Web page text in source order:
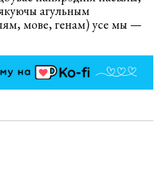
агульным
мове, генам) усе мы —